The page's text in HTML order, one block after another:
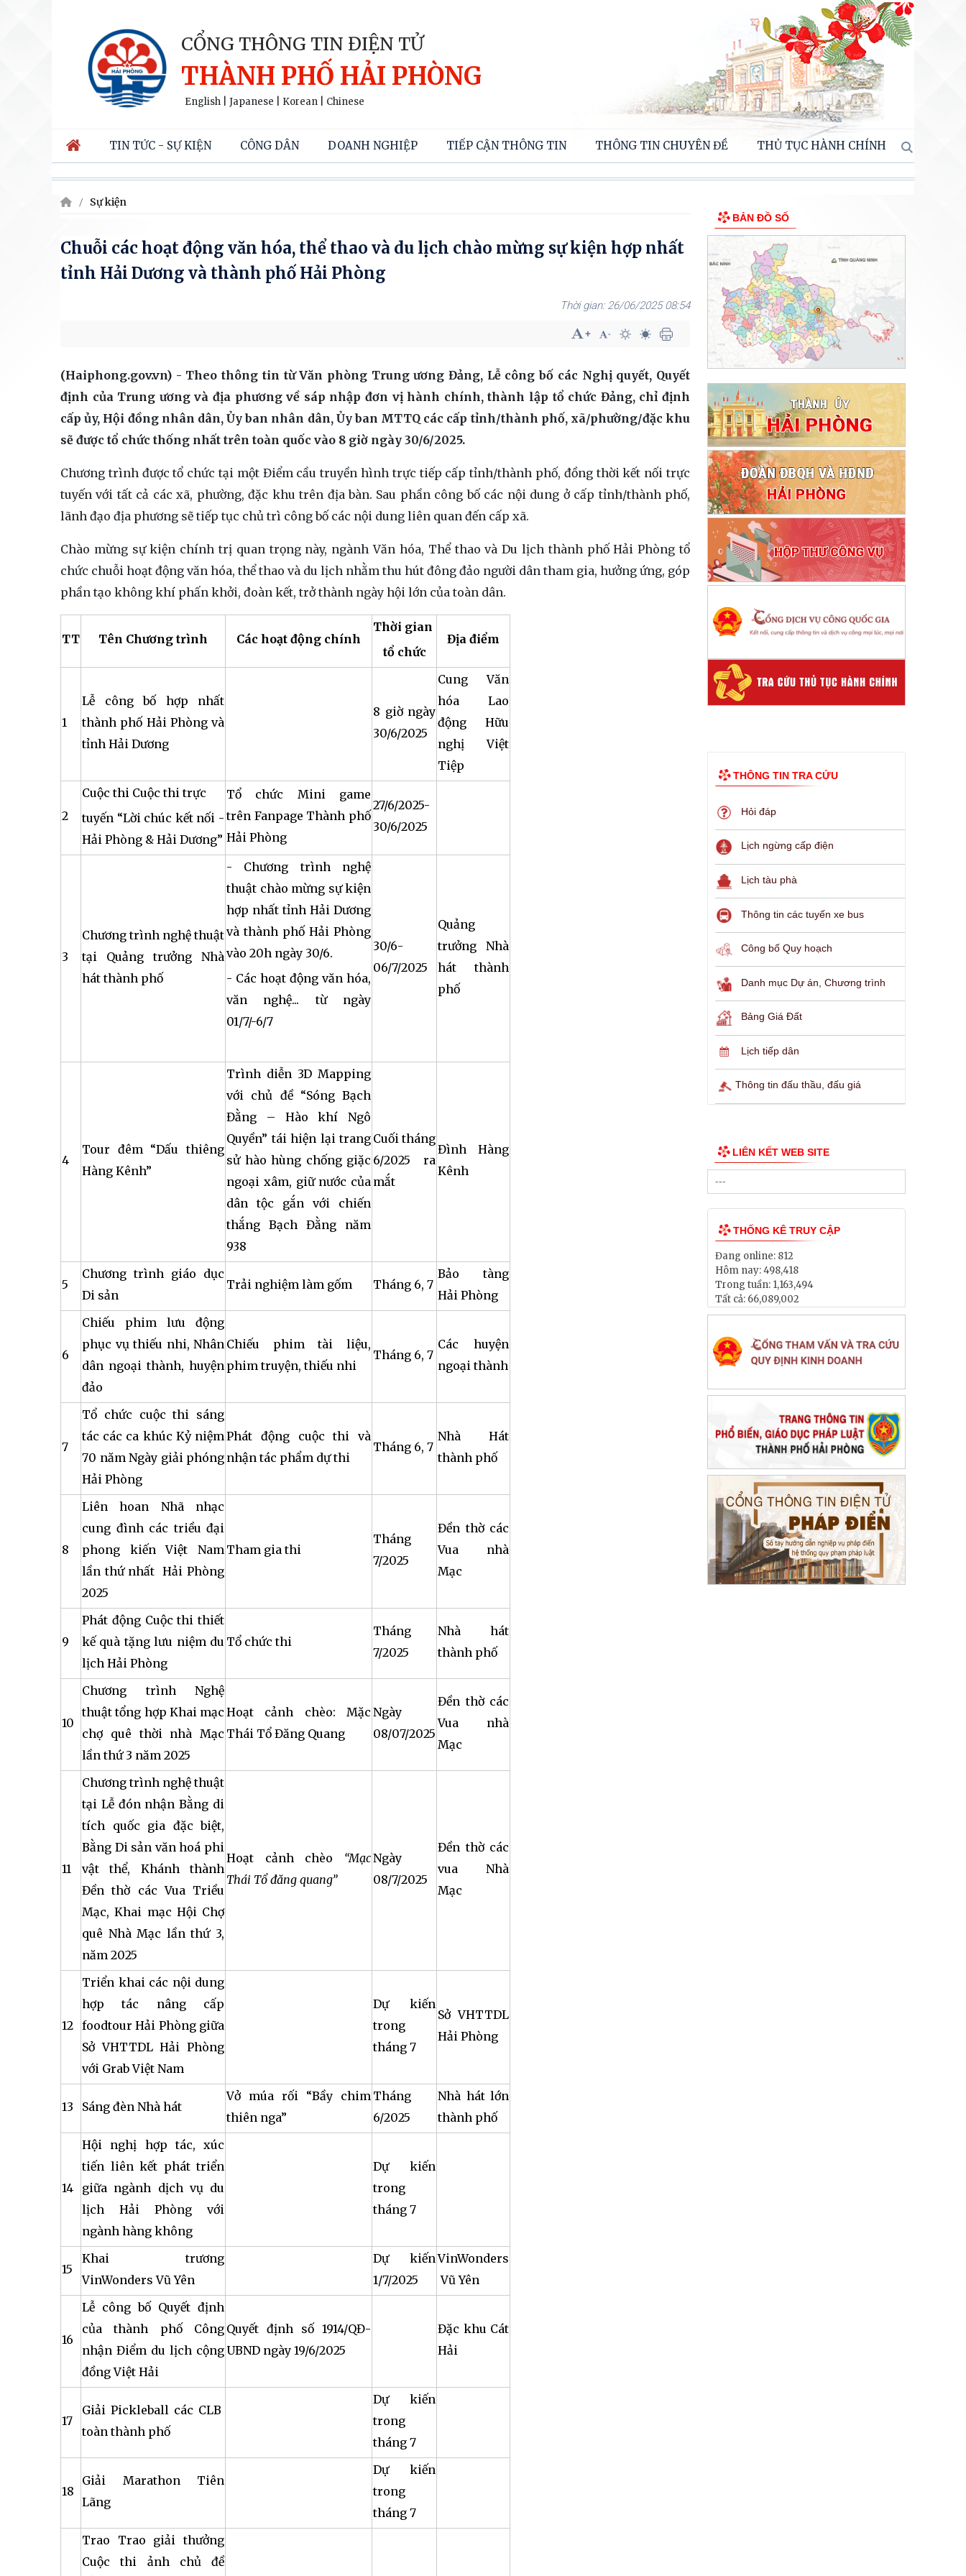
CỔNG THÔNG TIN ĐIỆN TỬ
THÀNH PHỐ HẢI PHÒNG
English Japanese Korean Chinese
TIN TỨC - SỰ KIỆN CÔNG DÂN DOANH NGHIỆP TIẾP CẬN THÔNG TIN THÔNG TIN CHUYÊN ĐỀ THỦ TỤC HÀNH CHÍNH
Sự kiện
Chuỗi các hoạt động văn hóa, thể thao và du lịch chào mừng sự kiện hợp nhất
tỉnh Hải Dương và thành phố Hải Phòng
26/06/2025 08:54
(Haiphong.gov.vn) - Theo thông tin từ Văn phòng Trung ương Đảng, Lễ công bố các Nghị quyết, Quyết
định của Trung ương và địa phương về sáp nhập đơn vị hành chính, thành lập tổ chức Đảng, chỉ định
cấp ủy, Hội đồng nhân dân, Ủy ban nhân dân, Ủy ban MTTQ các cấp tỉnh/thành phố, xã/phường/đặc khu
sẽ được tổ chức thống nhất trên toàn quốc vào 8 giờ ngày 30/6/2025.
Chương trình được tổ chức tại một Điểm cầu truyền hình trực tiếp cấp tỉnh/thành phố, đồng thời kết nối trực
tuyến với tất cả các xã, phường, đặc khu trên địa bàn. Sau phần công bố các nội dung ở cấp tỉnh/thành phố,
lãnh đạo địa phương sẽ tiếp tục chủ trì công bố các nội dung liên quan đến cấp xã.
Chào mừng sự kiện chính trị quan trọng này, ngành Văn hóa, Thể thao và Du lịch thành phố Hải Phòng tổ
chức chuỗi hoạt động văn hóa, thể thao và du lịch nhằm thu hút đông đảo người dân tham gia, hưởng ứng, góp
phần tạo không khí phấn khởi, đoàn kết, trở thành ngày hội lớn của toàn dân.
TT Tên Chương trình Các hoạt động chính
Thời gian
tổ chức
Địa điểm
1
Lễ công bố hợp nhất
thành phố Hải Phòng và
tỉnh Hải Dương
8 giờ ngày
30/6/2025
Cung Văn
hóa Lao
động Hữu
nghị Việt
Tiệp
2
Cuộc thi Cuộc thi trực
tuyến “Lời chúc kết nối -
Hải Phòng & Hải Dương”
Tổ chức Mini game
trên Fanpage Thành phố
Hải Phòng
27/6/2025-
30/6/2025
3
Chương trình nghệ thuật
tại Quảng trưởng Nhà
hát thành phố
- Chương trình nghệ
thuật chào mừng sự kiện
hợp nhất tỉnh Hải Dương
và thành phố Hải Phòng
vào 20h ngày 30/6.
- Các hoạt động văn hóa,
văn nghệ... từ ngày
01/7/-6/7
30/6-
06/7/2025
Quảng
trưởng Nhà
hát thành
phố
4
Tour đêm “Dấu thiêng
Hàng Kênh”
Trình diễn 3D Mapping
với chủ đề “Sóng Bạch
Đằng – Hào khí Ngô
Quyền” tái hiện lại trang
sử hào hùng chống giặc
ngoại xâm, giữ nước của
dân tộc gắn với chiến
thắng Bạch Đằng năm
938
Cuối tháng
6/2025 ra
mắt
Đình Hàng
Kênh
5
Chương trình giáo dục
Di sản
Trải nghiệm làm gốm Tháng 6, 7
Bảo tàng
Hải Phòng
6
Chiếu phim lưu động
phục vụ thiếu nhi, Nhân
dân ngoại thành, huyện
đảo
Chiếu phim tài liệu,
phim truyện, thiếu nhi
Tháng 6, 7
Các huyện
ngoại thành
7
Tổ chức cuộc thi sáng
tác các ca khúc Kỷ niệm
70 năm Ngày giải phóng
Hải Phòng
Phát động cuộc thi và
nhận tác phẩm dự thi
Tháng 6, 7
Nhà Hát
thành phố
8
Liên hoan Nhã nhạc
cung đình các triều đại
phong kiến Việt Nam
lần thứ nhất Hải Phòng
2025
Tham gia thi
Tháng
7/2025
Đền thờ các
Vua nhà
Mạc
9
Phát động Cuộc thi thiết
kế quà tặng lưu niệm du
lịch Hải Phòng
Tổ chức thi
Tháng
7/2025
Nhà hát
thành phố
10
Chương trình Nghệ
thuật tổng hợp Khai mạc
chợ quê thời nhà Mạc
lần thứ 3 năm 2025
Hoạt cảnh chèo: Mặc
Thái Tổ Đăng Quang
Ngày
08/07/2025
Đền thờ các
Vua nhà
Mạc
11
Chương trình nghệ thuật
tại Lễ đón nhận Bằng di
tích quốc gia đặc biệt,
Bằng Di sản văn hoá phi
vật thể, Khánh thành
Đền thờ các Vua Triều
Mạc, Khai mạc Hội Chợ
quê Nhà Mạc lần thứ 3,
năm 2025
Hoạt cảnh chèo “Mạc
Thái Tổ đăng quang”
Ngày
08/7/2025
Đền thờ các
vua Nhà
Mạc
12
Triển khai các nội dung
hợp tác nâng cấp
foodtour Hải Phòng giữa
Sở VHTTDL Hải Phòng
với Grab Việt Nam
Dự kiến
trong
tháng 7
Sở VHTTDL
Hải Phòng
13 Sáng đèn Nhà hát
Vở múa rối “Bầy chim
thiên nga”
Tháng
6/2025
Nhà hát lớn
thành phố
14
Hội nghị hợp tác, xúc
tiến liên kết phát triển
giữa ngành dịch vụ du
lịch Hải Phòng với
ngành hàng không
Dự kiến
trong
tháng 7
15
Khai trương
VinWonders Vũ Yên
Dự kiến
1/7/2025
VinWonders
Vũ Yên
16
Lễ công bố Quyết định
của thành phố Công
nhận Điểm du lịch cộng
đồng Việt Hải
Quyết định số 1914/QĐ-
UBND ngày 19/6/2025
Đặc khu Cát
Hải
17
Giải Pickleball các CLB
toàn thành phố
Dự kiến
trong
tháng 7
18
Giải Marathon Tiên
Lãng
Dự kiến
trong
tháng 7
Trao Trao giải thưởng
Cuộc thi ảnh chủ đề
BẢN ĐỒ SỐ
THÔNG TIN TRA CỨU
Hỏi đáp
Lịch ngừng cấp điện
Lịch tàu phà
Thông tin các tuyến xe bus
Công bố Quy hoạch
Danh mục Dự án, Chương trình
Bảng Giá Đất
Lịch tiếp dân
Thông tin đấu thầu, đấu giá
LIÊN KẾT WEB SITE
THỐNG KÊ TRUY CẬP
Đang online: 812
Hôm nay:498,418
Trong tuần: 1,163,494
Tất cả: 66,089,002